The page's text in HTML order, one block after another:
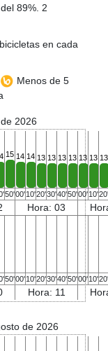
89%. 2
en cada
Menos de 5
2026
15 14 14 13 13 13 13 13 13 13
50'00'10'20'30'40'50'00'10'
Hora: 03
50'00'10'20'30'40'50'00'10'
Hora: 11
de 2026